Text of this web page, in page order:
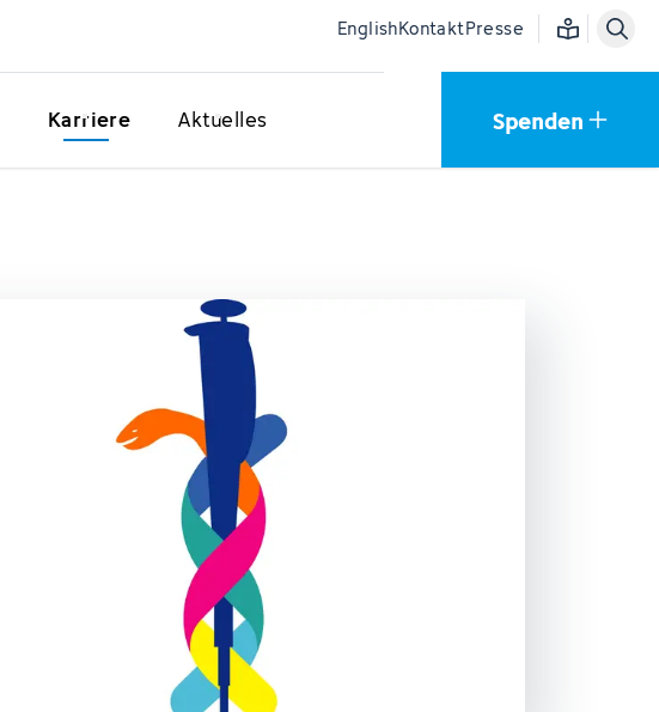
EnglishKontaktPresse Einfache
Karriere Aktuelles Spenden